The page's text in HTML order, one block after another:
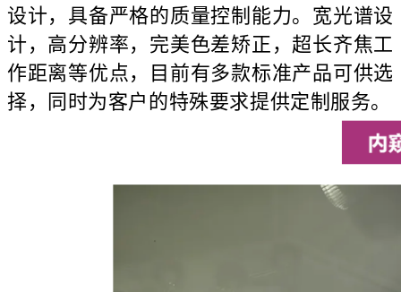
设计，具备严格的质量控制能力。宽光谱设
计，高分辨率，完美色差矫正，超长齐焦工
作距离等优点，目前有多款标准产品可供选
择，同时为客户的特殊要求提供定制服务。